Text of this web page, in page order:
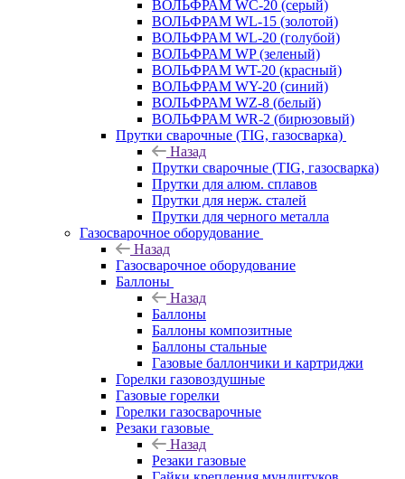
ВОЛЬФРАМ WC-20 (серый)
ВОЛЬФРАМ WL-15 (золотой)
ВОЛЬФРАМ WL-20 (голубой)
ВОЛЬФРАМ WP (зеленый)
ВОЛЬФРАМ WT-20 (красный)
ВОЛЬФРАМ WY-20 (синий)
ВОЛЬФРАМ WZ-8 (белый)
ВОЛЬФРАМ WR-2 (бирюзовый)
Прутки сварочные (TIG, газосварка)
Назад
Прутки сварочные (TIG, газосварка)
Прутки для алюм. сплавов
Прутки для нерж. сталей
Прутки для черного металла
Газосварочное оборудование
Назад
Газосварочное оборудование
Баллоны
Назад
Баллоны
Баллоны композитные
Баллоны стальные
Газовые баллончики и картриджи
Горелки газовоздушные
Газовые горелки
Горелки газосварочные
Резаки газовые
Назад
Резаки газовые